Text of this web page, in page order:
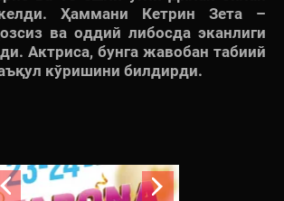
Ҳаммани Кетрин Зета –
ва оддий либосда эканлиги
Актриса, бунга жавобан табиий
кўришини билдирди.